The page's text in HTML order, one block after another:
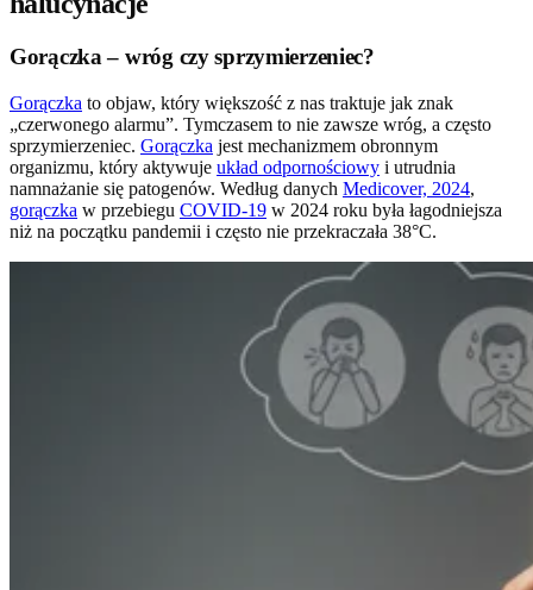
Gorączka – wróg czy sprzymierzeniec?
Gorączka to objaw, który większość z nas traktuje jak znak
„czerwonego alarmu”. Tymczasem to nie zawsze wróg, a często
sprzymierzeniec. Gorączka jest mechanizmem obronnym
organizmu, który aktywuje układ odpornościowy i utrudnia
namnażanie się patogenów. Według danych Medicover, 2024,
gorączka w przebiegu COVID-19 w 2024 roku była łagodniejsza
niż na początku pandemii i często nie przekraczała 38°C.